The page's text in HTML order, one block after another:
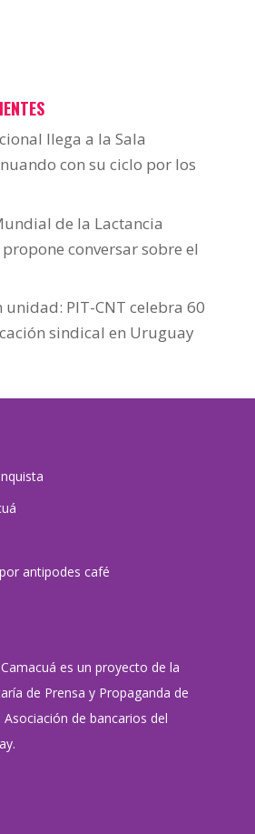
llega a la Sala
con su ciclo por los
de la Lactancia
conversar sobre el
unidad: PIT-CNT celebra 60
sindical en Uruguay
antipodes café
es un proyecto de la
de Prensa y Propaganda de
Asociación de bancarios del